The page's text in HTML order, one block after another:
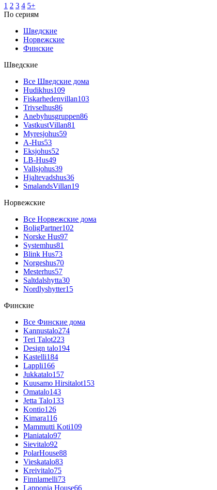
1 2 3 4 5+
По сериям
Шведские
Норвежские
Финские
Шведские
Все Шведские дома
Hudikhus109
Fiskarhedenvillan103
Trivselhus86
Anebyhusgruppen86
VastkustVillan81
Myresjohus59
A-Hus53
Eksjohus52
LB-Hus49
Vallsjohus39
Hjaltevadshus36
SmalandsVillan19
Норвежские
Все Норвежские дома
BoligPartner102
Norske Hus97
Systemhus81
Blink Hus73
Norgeshus70
Mesterhus57
Saltdalshytta30
Nordlyshytter15
Финские
Все Финские дома
Kannustalo274
Teri Talot223
Design talo194
Kastelli184
Lappli166
Jukkatalo157
Kuusamo Hirsitalot153
Omatalo143
Jetta Talo133
Kontio126
Kimara116
Mammutti Koti109
Planiatalo97
Sievitalo92
PolarHouse88
Vieskatalo83
Kreivitalo75
Finnlamelli73
Lapponia House66